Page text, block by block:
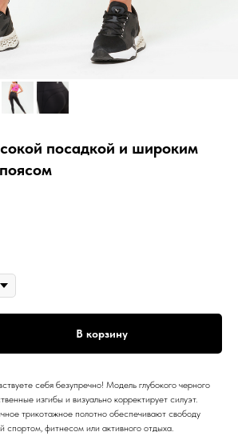
посадкой и широким
В корзину
себя безупречно! Модель глубокого черного
изгибы и визуально корректирует силуэт.
трикотажное полотно обеспечивают свободу
спортом, фитнесом или активного отдыха.